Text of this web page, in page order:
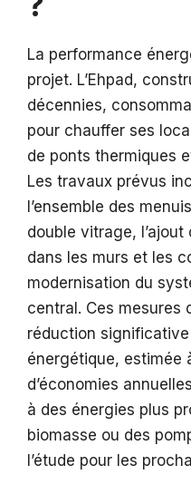
La performance
projet. L’Ehpad,
décennies,
pour chauffer ses
de ponts thermiques
Les travaux prévus
l’ensemble des
double vitrage, l’ajout
dans les murs et les
modernisation du
central. Ces mesures
réduction
énergétique, estimée
d’économies
à des énergies plus
biomasse ou des
l’étude pour les